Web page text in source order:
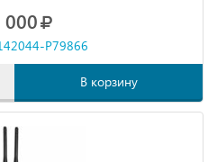
000
P79866
В корзину